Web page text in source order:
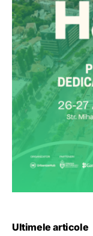
Ultimele articole